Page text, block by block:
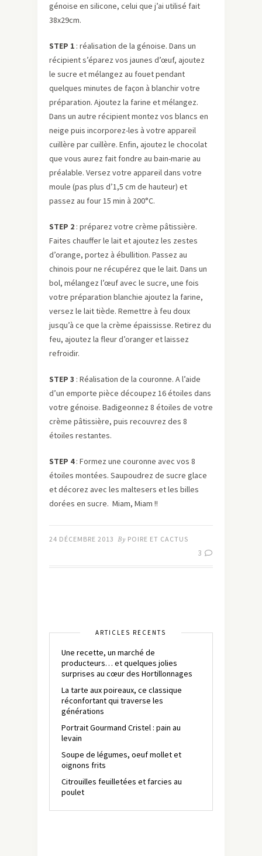
génoise en silicone, celui que j’ai utilisé fait
38x29cm.
STEP 1 : réalisation de la génoise. Dans un
récipient s’éparez vos jaunes d’œuf, ajoutez
le sucre et mélangez au fouet pendant
quelques minutes de façon à blanchir votre
préparation. Ajoutez la farine et mélangez.
Dans un autre récipient montez vos blancs en
neige puis incorporez-les à votre appareil
cuillère par cuillère. Enfin, ajoutez le chocolat
que vous aurez fait fondre au bain-marie au
préalable. Versez votre appareil dans votre
moule (pas plus d’1,5 cm de hauteur) et
passez au four 15 min à 200°C.
STEP 2 : préparez votre crème pâtissière.
Faites chauffer le lait et ajoutez les zestes
d’orange, portez à ébullition. Passez au
chinois pour ne récupérez que le lait. Dans un
bol, mélangez l’œuf avec le sucre, une fois
votre préparation blanchie ajoutez la farine,
versez le lait tiède. Remettre à feu doux
jusqu’à ce que la crème épaississe. Retirez du
feu, ajoutez la fleur d’oranger et laissez
refroidir.
STEP 3 : Réalisation de la couronne. A l’aide
d’un emporte pièce découpez 16 étoiles dans
votre génoise. Badigeonnez 8 étoiles de votre
crème pâtissière, puis recouvrez des 8
étoiles restantes.
STEP 4: Formez une couronne avec vos 8
étoiles montées. Saupoudrez de sucre glace
et décorez avec les maltesers et les billes
dorées en sucre. Miam, Miam !!
24 DÉCEMBRE 2013 By POIRE ET CACTUS
3
ARTICLES RÉCENTS
Une recette, un marché de
producteurs… et quelques jolies
surprises au cœur des Hortillonnages
La tarte aux poireaux, ce classique
réconfortant qui traverse les
générations
Portrait Gourmand Cristel : pain au
levain
Soupe de légumes, oeuf mollet et
oignons frits
Citrouilles feuilletées et farcies au
poulet